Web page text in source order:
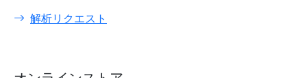
解析リクエスト